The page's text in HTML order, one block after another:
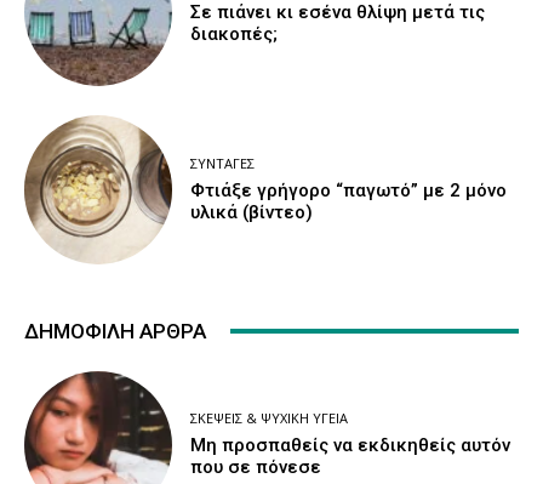
Σε πιάνει κι εσένα θλίψη μετά τις
διακοπές;
ΣΥΝΤΑΓΈΣ
Φτιάξε γρήγορο “παγωτό” με 2 μόνο
υλικά (βίντεο)
ΔΗΜΟΦΙΛΉ ΆΡΘΡΑ
ΣΚΈΨΕΙΣ & ΨΥΧΙΚΉ ΥΓΕΊΑ
Μη προσπαθείς να εκδικηθείς αυτόν
που σε πόνεσε